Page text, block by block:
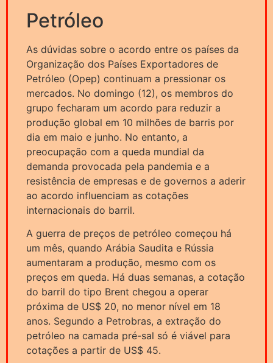
Petróleo
As dúvidas sobre o acordo entre os países da
Organização dos Países Exportadores de
Petróleo (Opep) continuam a pressionar os
mercados. No domingo (12), os membros do
grupo fecharam um acordo para reduzir a
produção global em 10 milhões de barris por
dia em maio e junho. No entanto, a
preocupação com a queda mundial da
demanda provocada pela pandemia e a
resistência de empresas e de governos a aderir
ao acordo influenciam as cotações
internacionais do barril.
A guerra de preços de petróleo começou há
um mês, quando Arábia Saudita e Rússia
aumentaram a produção, mesmo com os
preços em queda. Há duas semanas, a cotação
do barril do tipo Brent chegou a operar
próxima de US$ 20, no menor nível em 18
anos. Segundo a Petrobras, a extração do
petróleo na camada pré-sal só é viável para
cotações a partir de US$ 45.